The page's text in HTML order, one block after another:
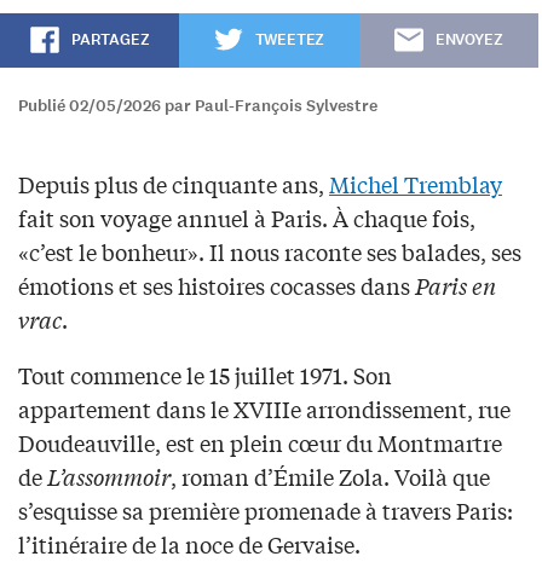
PARTAGEZ TWEETEZ ENVOYEZ
Publié 02/05/2026 par Paul-François Sylvestre
Depuis plus de cinquante ans,Michel Tremblay
fait son voyage annuel à Paris. À chaque fois,
«c’est le bonheur». Il nous raconte ses balades, ses
émotions et ses histoires cocasses dansParis en
vrac.
Tout commence le 15 juillet 1971. Son
appartement dans le XVIIIe arrondissement, rue
Doudeauville, est en plein cœur du Montmartre
deL’assommoir, roman d’Émile Zola. Voilà que
s’esquisse sa première promenade à travers Paris:
l’itinéraire de la noce de Gervaise.